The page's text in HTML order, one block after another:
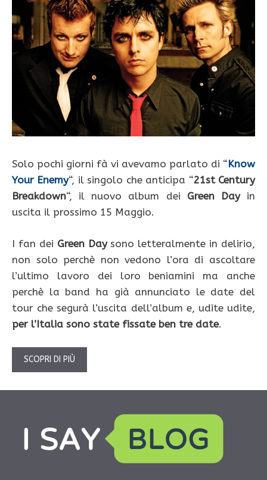
Solo pochi giorni fà vi avevamo parlato di “Know
Your Enemy“, il singolo che anticipa “21st Century
Breakdown“, il nuovo album dei Green Dayin
uscita il prossimo 15 Maggio.
I fan dei Green Daysono letteralmente in delirio,
non solo perchè non vedono l’ora di ascoltare
l’ultimo lavoro dei loro beniamini ma anche
perchè la band ha già annunciato le date del
tour che segurà l’uscita dell’album e, udite udite,
per l’Italia sono state fissate ben tre date.
SCOPRI DI PIÙ